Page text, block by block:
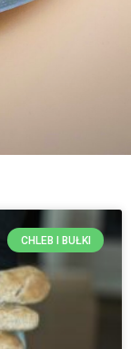
CHLEB I BUŁKI